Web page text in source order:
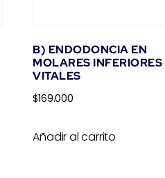
B) ENDODONCIA EN
MOLARES INFERIORES
VITALES
$169.000
Añadir al carrito